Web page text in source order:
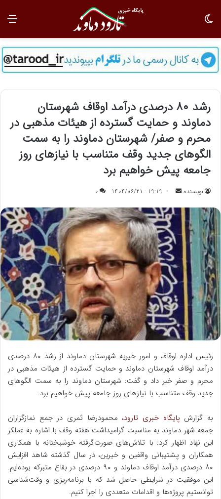
رشد ۸۰ درصدی درآمد اوقاف شهرستان
دماوند و حمایت گسترده از هیئات مذهبی در
محرم و صفر/ شهرستان دماوند را به سمت
الگوهای جدید وقف متناسب با نیازهای روز
جامعه پیش خواهیم برد
نویسنده
س
ل
ب
ه
ا
ی
م
ی
ل
19:19 - 1404/06/21
0
رئیس اداره اوقاف و امور خیریه شهرستان دماوند از رشد ۸۰ درصدی
درآمد اوقاف شهرستان دماوند و حمایت گسترده از هیئات مذهبی در
محرم و صفر خبر داد و گفت: شهرستان دماوند را به سمت الگوهای
جدید وقف متناسب با نیازهای روز جامعه پیش خواهیم برد.
به گزارش پایگاه خبری تارود، محمودرضا ثمری در جمع نمازگزاران
جمعه شهر دماوند به مناسبت گرامیداشت هفته وقف با اشاره به عملکر
این نهاد اظهار کرد: با تلاش‌های صورت‌گرفته خوشبختانه با همکاری
همکاران و پشتیبانی واقفین و خیرین، در سال گذشته شاهد افزایش
۸۰ درصدی درآمد اوقاف دماوند و ۹۰ درصدی در بقاع متبرکه بوده‌ایم.
این موفقیت در شرایطی حاصل شد که با برنامه‌ریزی و وقت‌شناسی
توانستیم پروژه‌ها و اقدامات متعددی را اجرا کنیم.